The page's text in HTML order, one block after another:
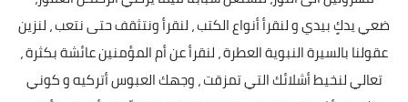
ضعي يدكٍ بيدي و لنقرأ أنواع الكتب ، لنقرأ ونتثقف حتى نتعب ، لنزين
عقولنا بالسيرة النبوية العطرة ، لنقرأ عن أم المؤمنين عائشة بكثرة ،
تعالي لنخيط أشلائك التي تمزقت ، وجهك العبوس أتركيه و كوني